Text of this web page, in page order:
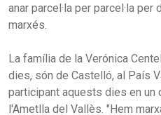
anar parcel·la per parcel·la per
marxés.
La família de la Verónica
dies, són de Castelló, al País
participant aquests dies en un
l'Ametlla del Vallès. "Hem